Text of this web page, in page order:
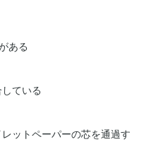
ある
ている
ットペーパーの芯を通過す